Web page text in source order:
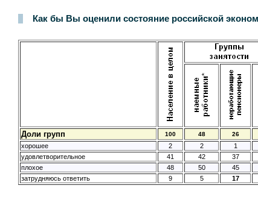
Как бы Вы оценили состояние российской
Доли групп 100 48 26
хорошее 2 2 1
удовлетворительное
41 42 37
плохое
48 50 45
затрудняюсь ответить
9 5 17